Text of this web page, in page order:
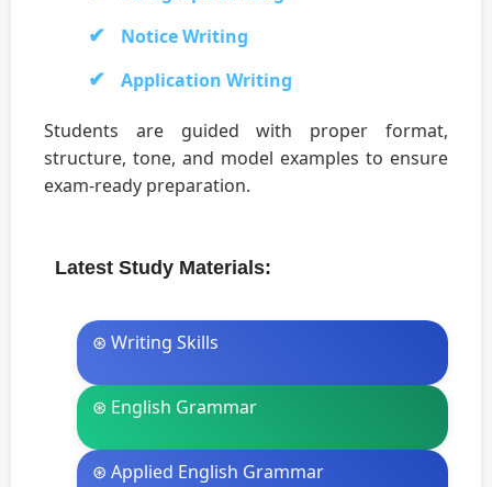
Notice Writing
Application Writing
Students are guided with proper format,
structure, tone, and model examples to ensure
exam-ready preparation.
Latest Study Materials:
⊛ Writing Skills
⊛ English Grammar
⊛ Applied English Grammar